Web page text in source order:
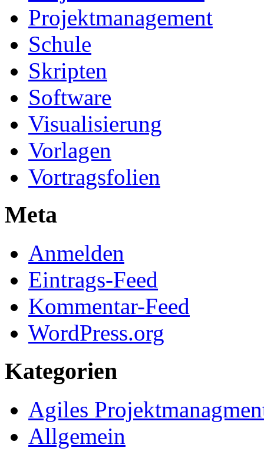
Projektmanagement
Schule
Skripten
Software
Visualisierung
Vorlagen
Vortragsfolien
Meta
Anmelden
Eintrags-Feed
Kommentar-Feed
WordPress.org
Kategorien
Agiles
Allgemein